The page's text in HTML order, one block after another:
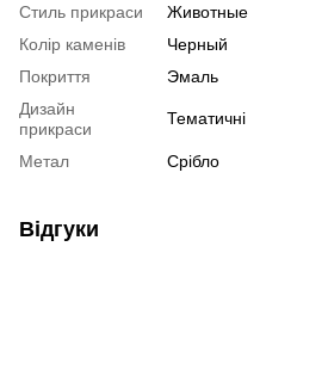
Стиль прикраси
Животные
Колір каменів
Черный
Покриття
Эмаль
Дизайн
прикраси
Тематичні
Метал Срібло
Відгуки